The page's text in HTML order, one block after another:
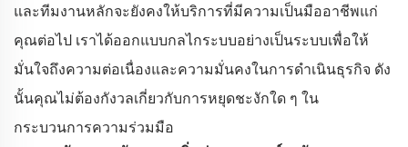
และทีมงานหลักจะยังคงให้บริการที่มีความเป็นมืออาชีพแก่
คุณต่อไป เราได้ออกแบบกลไกระบบอย่างเป็นระบบเพื่อให้
มั่นใจถึงความต่อเนื่องและความมั่นคงในการดำเนินธุรกิจ ดัง
นั้นคุณไม่ต้องกังวลเกี่ยวกับการหยุดชะงักใด ๆ ใน
กระบวนการความร่วมมือ